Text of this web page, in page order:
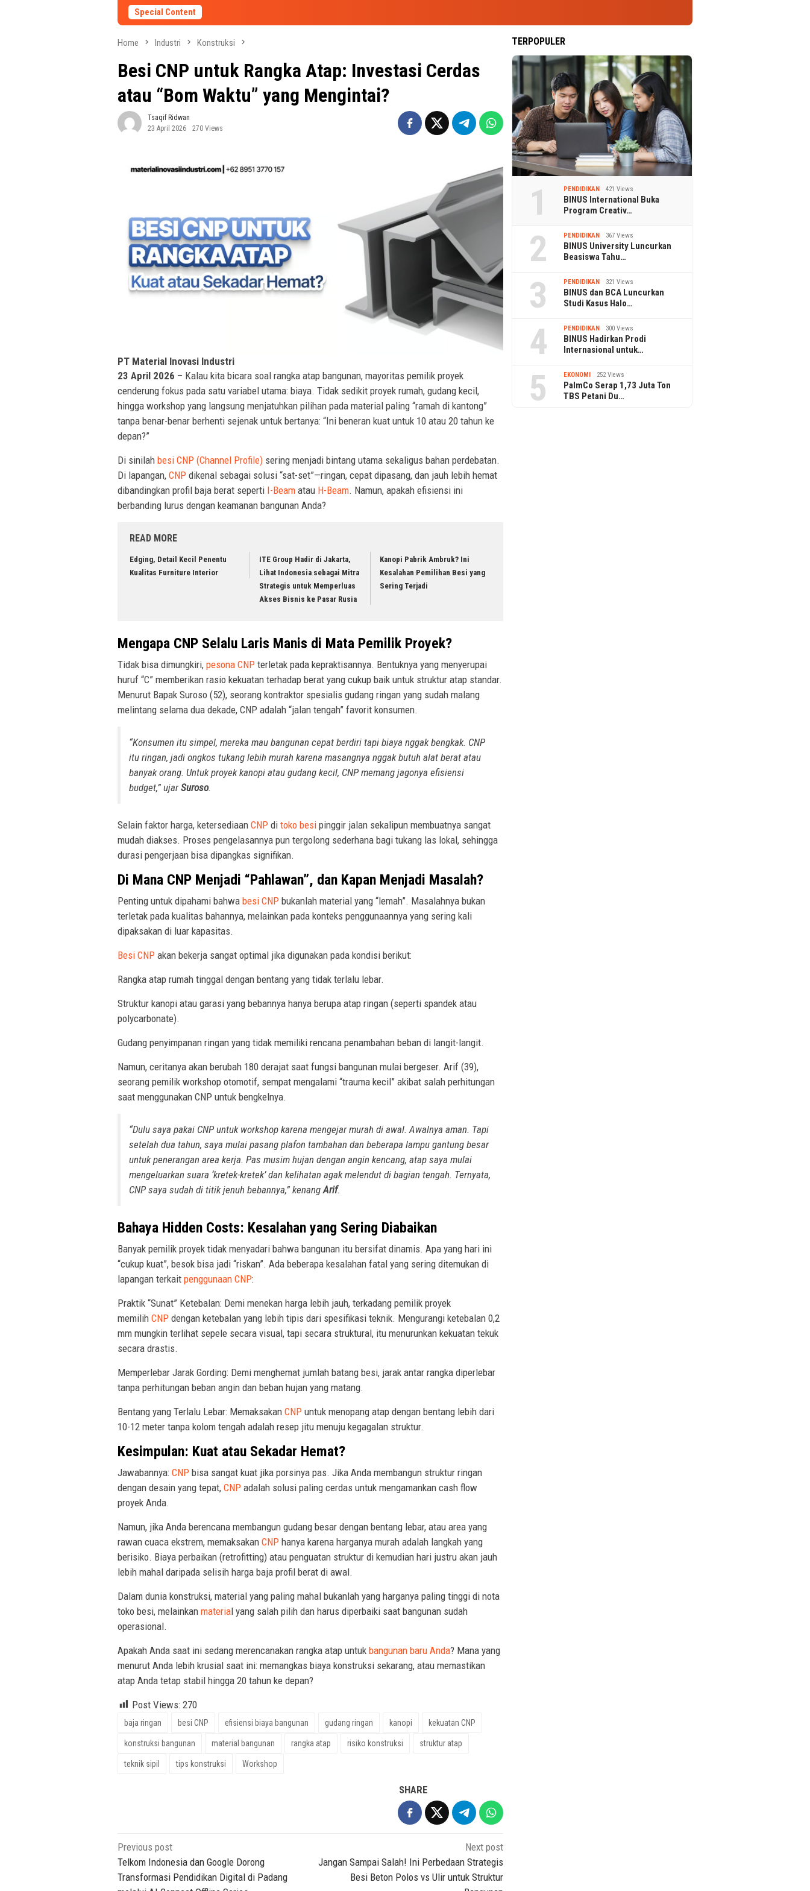
Special Content
Home Industri Konstruksi
Besi CNP untuk Rangka Atap: Investasi Cerdas
atau “Bom Waktu” yang Mengintai?
Tsaqif Ridwan
23 April 2026
270 Views
PT Material Inovasi Industri
23 April 2026 – Kalau kita bicara soal rangka atap bangunan, mayoritas pemilik proyek
cenderung fokus pada satu variabel utama: biaya. Tidak sedikit proyek rumah, gudang kecil,
hingga workshop yang langsung menjatuhkan pilihan pada material paling “ramah di kantong”
tanpa benar-benar berhenti sejenak untuk bertanya: “Ini beneran kuat untuk 10 atau 20 tahun ke
depan?”
Di sinilah besi CNP (Channel Profile) sering menjadi bintang utama sekaligus bahan perdebatan.
Di lapangan, CNP dikenal sebagai solusi “sat-set”—ringan, cepat dipasang, dan jauh lebih hemat
dibandingkan profil baja berat seperti I-Beam atau H-Beam. Namun, apakah efisiensi ini
berbanding lurus dengan keamanan bangunan Anda?
READ MORE
Edging, Detail Kecil Penentu
Kualitas Furniture Interior
ITE Group Hadir di Jakarta,
Lihat Indonesia sebagai Mitra
Strategis untuk Memperluas
Akses Bisnis ke Pasar Rusia
Kanopi Pabrik Ambruk? Ini
Kesalahan Pemilihan Besi yang
Sering Terjadi
Mengapa CNP Selalu Laris Manis di Mata Pemilik Proyek?
Tidak bisa dimungkiri, pesona CNP terletak pada kepraktisannya. Bentuknya yang menyerupai
huruf “C” memberikan rasio kekuatan terhadap berat yang cukup baik untuk struktur atap standar.
Menurut Bapak Suroso (52), seorang kontraktor spesialis gudang ringan yang sudah malang
melintang selama dua dekade, CNP adalah “jalan tengah” favorit konsumen.
“Konsumen itu simpel, mereka mau bangunan cepat berdiri tapi biaya nggak bengkak. CNP
itu ringan, jadi ongkos tukang lebih murah karena masangnya nggak butuh alat berat atau
banyak orang. Untuk proyek kanopi atau gudang kecil, CNP memang jagonya efisiensi
budget,” ujarSuroso.
Selain faktor harga, ketersediaan CNP di toko besi pinggir jalan sekalipun membuatnya sangat
mudah diakses. Proses pengelasannya pun tergolong sederhana bagi tukang las lokal, sehingga
durasi pengerjaan bisa dipangkas signifikan.
Di Mana CNP Menjadi “Pahlawan”, dan Kapan Menjadi Masalah?
Penting untuk dipahami bahwa besi CNP bukanlah material yang “lemah”. Masalahnya bukan
terletak pada kualitas bahannya, melainkan pada konteks penggunaannya yang sering kali
dipaksakan di luar kapasitas.
Besi CNP akan bekerja sangat optimal jika digunakan pada kondisi berikut:
Rangka atap rumah tinggal dengan bentang yang tidak terlalu lebar.
Struktur kanopi atau garasi yang bebannya hanya berupa atap ringan (seperti spandek atau
polycarbonate).
Gudang penyimpanan ringan yang tidak memiliki rencana penambahan beban di langit-langit.
Namun, ceritanya akan berubah 180 derajat saat fungsi bangunan mulai bergeser. Arif (39),
seorang pemilik workshop otomotif, sempat mengalami “trauma kecil” akibat salah perhitungan
saat menggunakan CNP untuk bengkelnya.
“Dulu saya pakai CNP untuk workshop karena mengejar murah di awal. Awalnya aman. Tapi
setelah dua tahun, saya mulai pasang plafon tambahan dan beberapa lampu gantung besar
untuk penerangan area kerja. Pas musim hujan dengan angin kencang, atap saya mulai
mengeluarkan suara ‘kretek-kretek’ dan kelihatan agak melendut di bagian tengah. Ternyata,
CNP saya sudah di titik jenuh bebannya,” kenang Arif.
Bahaya Hidden Costs: Kesalahan yang Sering Diabaikan
Banyak pemilik proyek tidak menyadari bahwa bangunan itu bersifat dinamis. Apa yang hari ini
“cukup kuat”, besok bisa jadi “riskan”. Ada beberapa kesalahan fatal yang sering ditemukan di
lapangan terkait penggunaan CNP:
Praktik “Sunat” Ketebalan: Demi menekan harga lebih jauh, terkadang pemilik proyek
memilih CNP dengan ketebalan yang lebih tipis dari spesifikasi teknik. Mengurangi ketebalan 0,2
mm mungkin terlihat sepele secara visual, tapi secara struktural, itu menurunkan kekuatan tekuk
secara drastis.
Memperlebar Jarak Gording: Demi menghemat jumlah batang besi, jarak antar rangka diperlebar
tanpa perhitungan beban angin dan beban hujan yang matang.
Bentang yang Terlalu Lebar: Memaksakan CNP untuk menopang atap dengan bentang lebih dari
10-12 meter tanpa kolom tengah adalah resep jitu menuju kegagalan struktur.
Kesimpulan: Kuat atau Sekadar Hemat?
Jawabannya: CNP bisa sangat kuat jika porsinya pas. Jika Anda membangun struktur ringan
dengan desain yang tepat, CNP adalah solusi paling cerdas untuk mengamankan cash flow
proyek Anda.
Namun, jika Anda berencana membangun gudang besar dengan bentang lebar, atau area yang
rawan cuaca ekstrem, memaksakan CNP hanya karena harganya murah adalah langkah yang
berisiko. Biaya perbaikan (retrofitting) atau penguatan struktur di kemudian hari justru akan jauh
lebih mahal daripada selisih harga baja profil berat di awal.
Dalam dunia konstruksi, material yang paling mahal bukanlah yang harganya paling tinggi di nota
toko besi, melainkan material yang salah pilih dan harus diperbaiki saat bangunan sudah
operasional.
Apakah Anda saat ini sedang merencanakan rangka atap untuk bangunan baru Anda? Mana yang
menurut Anda lebih krusial saat ini: memangkas biaya konstruksi sekarang, atau memastikan
atap Anda tetap stabil hingga 20 tahun ke depan?
Post Views: 270
baja ringan besi CNP efisiensi biaya bangunan gudang ringan kanopi kekuatan CNP
konstruksi bangunan material bangunan rangka atap risiko konstruksi struktur atap
teknik sipil tips konstruksi Workshop
SHARE
Post
navigation
Previous post
Telkom Indonesia dan Google Dorong
Transformasi Pendidikan Digital di Padang
Next post
Jangan Sampai Salah! Ini Perbedaan Strategis
Besi Beton Polos vs Ulir untuk Struktur
TERPOPULER
1 PENDIDIKAN 421 Views
BINUS International Buka
Program Creativ…
2 PENDIDIKAN 367 Views
BINUS University Luncurkan
Beasiswa Tahu…
3 PENDIDIKAN 321 Views
BINUS dan BCA Luncurkan
Studi Kasus Halo…
4 PENDIDIKAN 300 Views
BINUS Hadirkan Prodi
Internasional untuk…
5 EKONOMI 252 Views
PalmCo Serap 1,73 Juta Ton
TBS Petani Du…